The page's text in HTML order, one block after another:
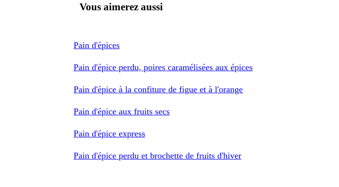
Vous aimerez aussi
Pain d'épices
Pain d'épice perdu, poires caramélisées aux épices
Pain d'épice à la confiture de figue et à l'orange
Pain d'épice aux fruits secs
Pain d'épice express
Pain d'épice perdu et brochette de fruits d'hiver